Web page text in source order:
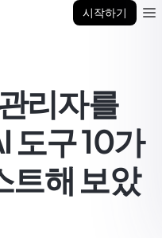
시작하기
리자를
도구 10가
트해 보았